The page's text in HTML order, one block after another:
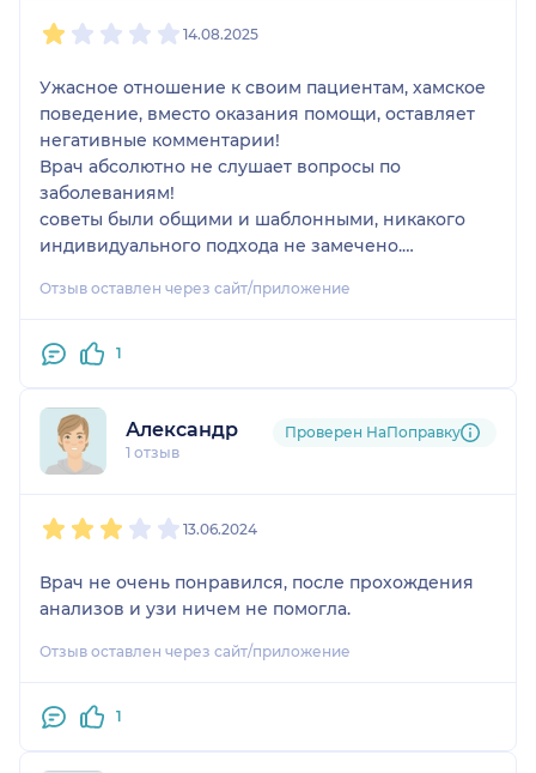
14.08.2025
Ужасное отношение к своим пациентам, хамское
поведение, вместо оказания помощи, оставляет
негативные комментарии!
Врач абсолютно не слушает вопросы по
заболеваниям!
советы были общими и шаблонными, никакого
индивидуального подхода не замечено.
людям не готова!
Отзыв оставлен через сайт/приложение
1
Александр
1 отзыв
Проверен НаПоправку
13.06.2024
Врач не очень понравился, после прохождения
анализов и узи ничем не помогла.
Отзыв оставлен через сайт/приложение
1